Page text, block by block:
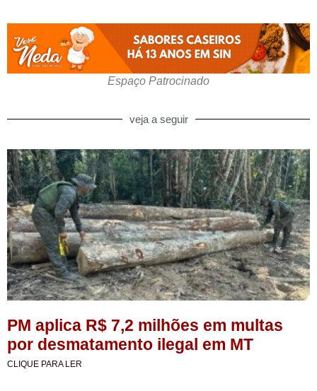
Espaço Patrocinado
veja a seguir
PM aplica R$ 7,2 milhões em multas
por desmatamento ilegal em MT
CLIQUE PARA LER